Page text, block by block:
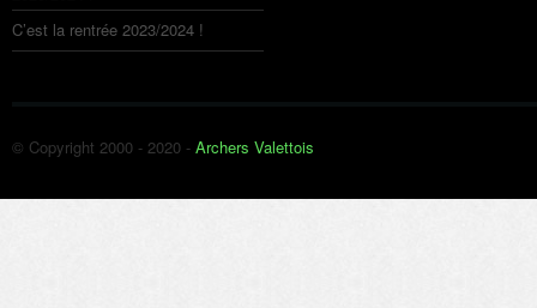
C’est la rentrée 2023/2024 !
© Copyright 2000 - 2020 - Archers Valettois